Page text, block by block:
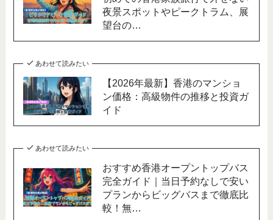
夜景スポットやピークトラム、展
望台の…
あわせて読みたい
【2026年最新】香港のマンショ
ン価格：高級物件の推移と投資ガ
イド
あわせて読みたい
おすすめ香港オープントップバス
完全ガイド｜当日予約なしで安い
プランからビッグバスまで徹底比
較！無…